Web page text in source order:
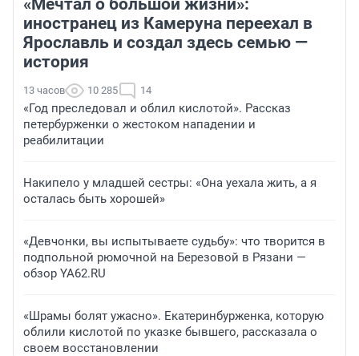
иностранец из Камеруна переехал в
Ярославль и создал здесь семью —
история
13 часов 10 285 14
«Год преследовал и облил кислотой». Рассказ
петербурженки о жестоком нападении и
реабилитации
Накипело у младшей сестры: «Она уехала жить, а я
осталась быть хорошей»
«Девчонки, вы испытываете судьбу»: что творится в
подпольной рюмочной на Березовой в Рязани —
обзор YA62.RU
«Шрамы болят ужасно». Екатеринбурженка, которую
облили кислотой по указке бывшего, рассказала о
своем восстановлении